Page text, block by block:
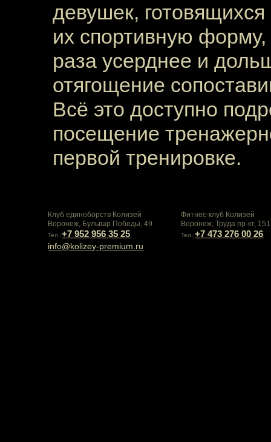
девушек,
их спортивную форму,
раза усерднее и
отягощение
Всё это доступно
посещение
первой тренировке.
Клуб единоборств Колизей
Воронеж, Бульвар Победы, 49
Тел.:+7 952 956 35 25
Фитнес-клуб Колизей
Воронеж, Труда пр-кт, 151
Тел.:+7 473 276 00 26
info@kolizey-premium.ru